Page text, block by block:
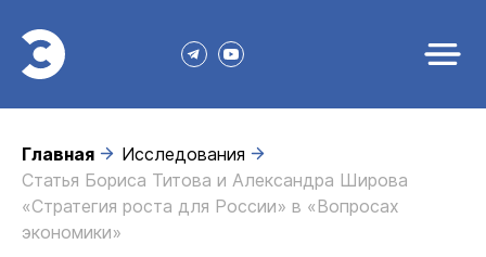
Главная
Исследования
Статья Бориса Титова и Александра Широва
«Стратегия роста для России» в «Вопросах
экономики»